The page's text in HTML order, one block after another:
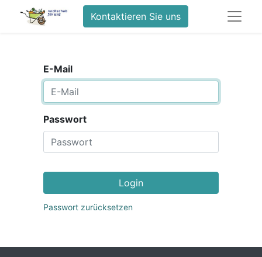
Kontaktieren Sie uns
E-Mail
Passwort
Login
Passwort zurücksetzen